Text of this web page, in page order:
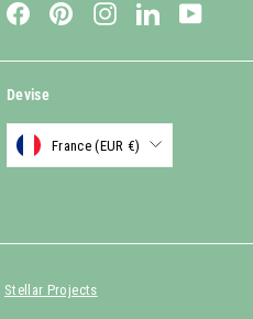
FacebookPinterestInstagramLinkedIn
Devise
France (EUR €)
Stellar Projects